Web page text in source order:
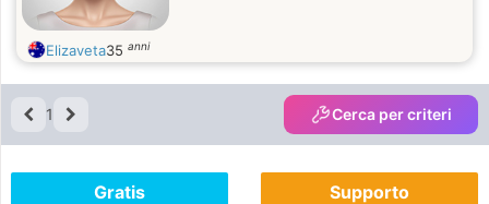
Elizaveta35 anni
1 Cerca per criteri
Gratis Supporto